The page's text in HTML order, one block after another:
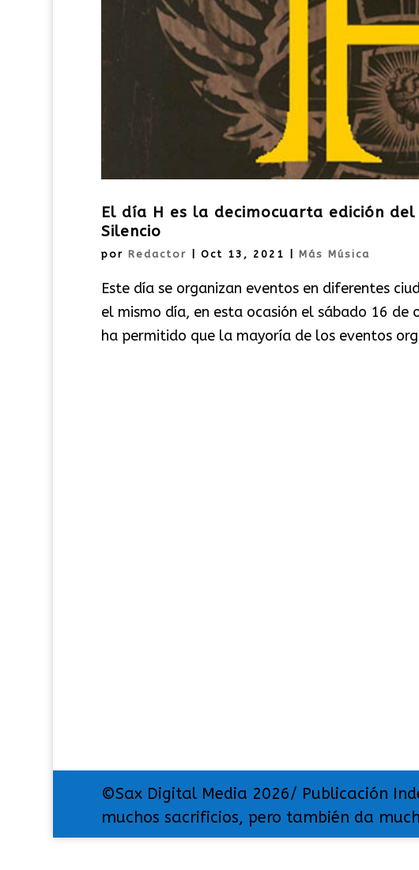
El día H es la decimocuarta edición
Silencio
por Redactor Oct 13, 2021 Más Música
Este día se organizan eventos en diferentes
el mismo día, en esta ocasión el sábado 16
ha permitido que la mayoría de los eventos
©Sax Digital Media 2026/ Publicación
muchos sacrificios, pero también da